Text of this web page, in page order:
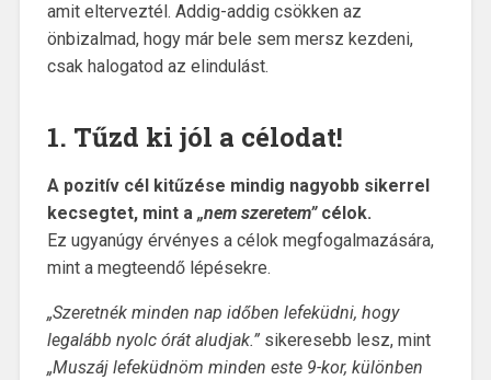
amit elterveztél. Addig-addig csökken az
önbizalmad, hogy már bele sem mersz kezdeni,
csak halogatod az elindulást.
1. Tűzd ki jól a célodat!
A pozitív cél kitűzése mindig nagyobb sikerrel
kecsegtet, mint a „nem szeretem”célok.
Ez ugyanúgy érvényes a célok megfogalmazására,
mint a megteendő lépésekre.
„Szeretnék minden nap időben lefeküdni, hogy
legalább nyolc órát aludjak.”sikeresebb lesz, mint
„Muszáj lefeküdnöm minden este 9-kor, különben